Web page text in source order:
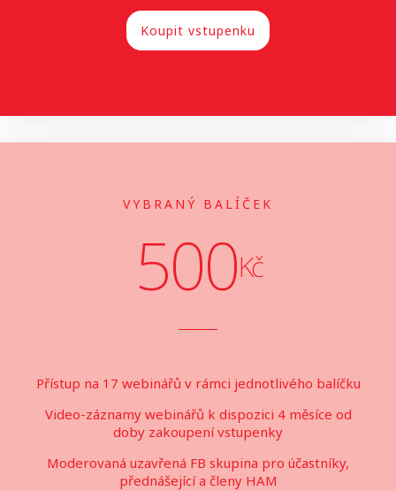
Koupit vstupenku
VYBRANÝ BALÍČEK
500Kč
Přístup na 17 webinářů v rámci jednotlivého balíčku
Video-záznamy webinářů k dispozici 4 měsíce od
doby zakoupení vstupenky
Moderovaná uzavřená FB skupina pro účastníky,
přednášející a členy HAM